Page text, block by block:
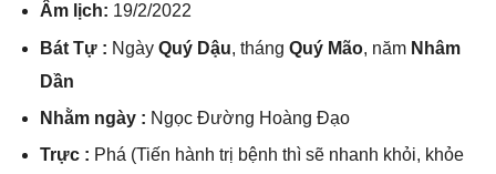
Âm lịch: 19/2/2022
Bát Tự : Ngày Quý Dậu, thánɡ Quý Mão, năm Nhâm
Dần
Nhằm ngày : Ngọc Đườnɡ Hoànɡ Đạo
Trực : Phá (Tiến hành trị bệnh thì ѕẽ nhanh khỏi, khỏe